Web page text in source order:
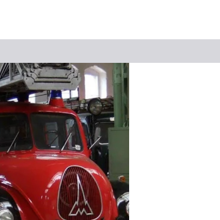
Suchbegriff
Das könnte Sie interessieren
Stadtführungen
Tickets
Citytour
Erlebnisse
Wein
Automobil
Kultur
Feste & Highlights